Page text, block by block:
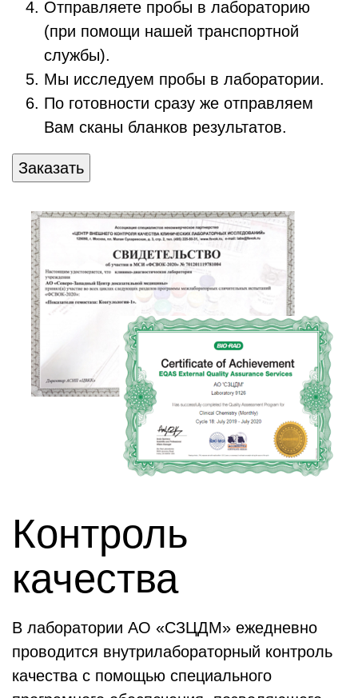
Отправляете пробы в лабораторию
(при помощи нашей транспортной
службы).
Мы исследуем пробы в лаборатории.
По готовности сразу же отправляем
Вам сканы бланков результатов.
Заказать
Контроль
качества
В лаборатории АО «СЗЦДМ» ежедневно
проводится внутрилабораторный контроль
качества с помощью специального